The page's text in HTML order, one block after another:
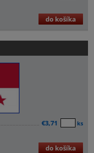
do košíka
€3,71 ks
do košíka